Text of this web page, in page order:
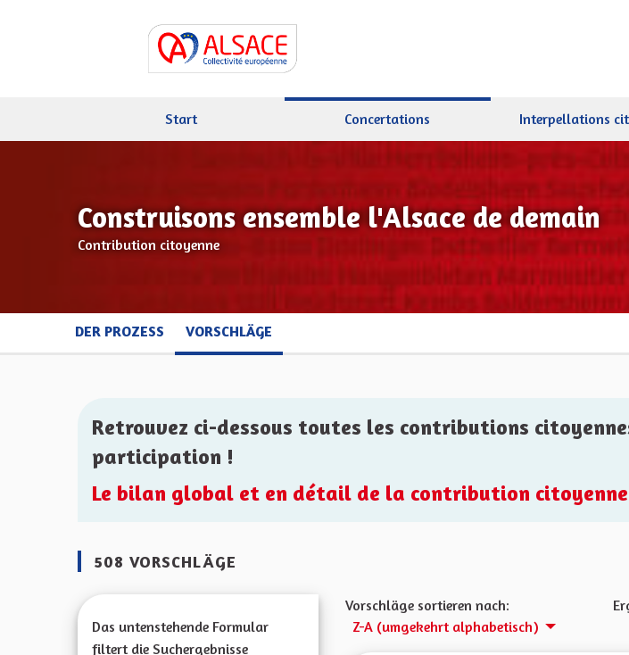
Start Concertations Interpellations
Construisons ensemble l'Alsace de demain
Contribution citoyenne
DER PROZESS VORSCHLÄGE
Retrouvez ci-dessous toutes les contributions
participation !
Le bilan global et en détail de la contribution citoyenne
508 VORSCHLÄGE
Das untenstehende Formular
filtert die Suchergebnisse
Vorschläge sortieren nach:
Z-A (umgekehrt alphabetisch)